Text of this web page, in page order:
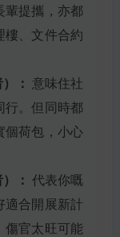
輩提攜，亦都
樓、文件合約
： 意味住社
行。但同時都
個荷包，小心
： 代表你嘅
適合開展新計
傷官太旺可能